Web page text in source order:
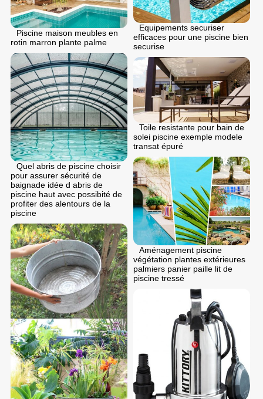
Equipements securiser
efficaces pour une piscine bien
securise
Piscine maison meubles en
rotin marron plante palme
Quel abris de piscine choisir
pour assurer sécurité de
baignade idée d abris de
piscine haut avec possibité de
profiter des alentours de la
piscine
Toile resistante pour bain de
solei piscine exemple modele
transat épuré
Aménagement piscine
végétation plantes extérieures
palmiers panier paille lit de
piscine tressé